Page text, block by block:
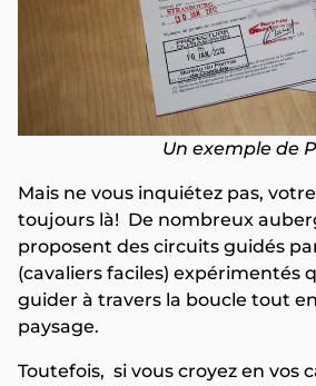
Un exemple de
Mais ne vous inquiétez pas,
toujours là! De nombreux
proposent des circuits guidés
(cavaliers faciles) expérimentés
guider à travers la boucle tout
paysage.
Toutefois, si vous croyez en vos